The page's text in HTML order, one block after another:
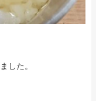
した。